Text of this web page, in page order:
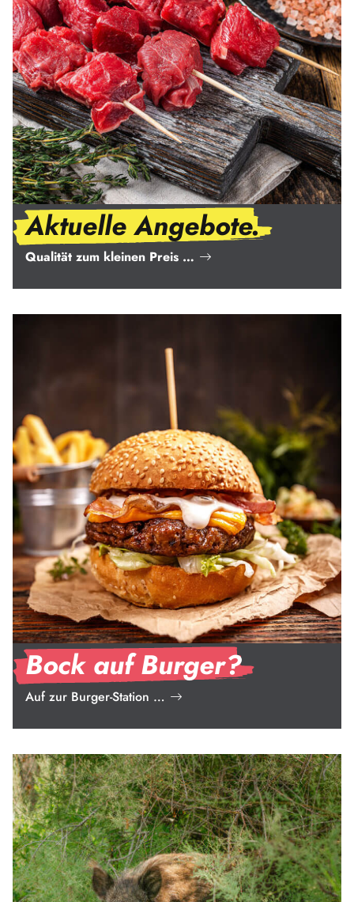
Aktuelle Angebote.
Qualität zum kleinen Preis …
Bock auf Burger?
Auf zur Burger-Station …